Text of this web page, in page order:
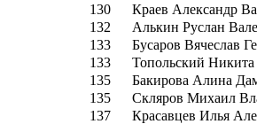
130
Краев Александр
132
Алькин Руслан
133
Бусаров Вячеслав
133
Топольский Никита
135
Бакирова Алина
135
Скляров Михаил
137
Красавцев Илья